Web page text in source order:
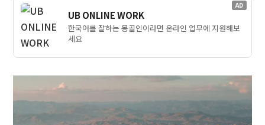
AD
UB ONLINE WORK
한국어를 잘하는 몽골인이라면 온라인 업무에 지원해보
세요